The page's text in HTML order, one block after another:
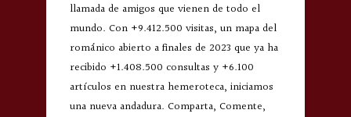
llamada de amigos que vienen de todo el
mundo. Con +9.412.500 visitas, un mapa del
románico abierto a finales de 2023 que ya ha
recibido +1.408.500 consultas y +6.100
artículos en nuestra hemeroteca, iniciamos
una nueva andadura. Comparta, Comente,